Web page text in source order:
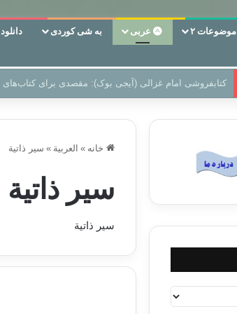
موضوعات ۲ عربی به شی کوردی دانلود
سر دفتر فساد در زمین‌، دوری وکناره‌گیری از راه خداست‌!
خانه » العربیة » سير ذاتية
سير ذاتية
سير ذاتية